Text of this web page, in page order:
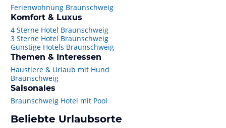
Ferienwohnung Braunschweig
Komfort & Luxus
4 Sterne Hotel Braunschweig
3 Sterne Hotel Braunschweig
Günstige Hotels Braunschweig
Themen & Interessen
Haustiere & Urlaub mit Hund
Braunschweig
Saisonales
Braunschweig Hotel mit Pool
Beliebte Urlaubsorte